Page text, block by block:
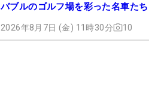
バブルのゴルフ場を彩った名車たち
2026年8月7日 (金) 11時30分 10